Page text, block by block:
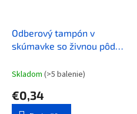
Odberový tampón v
skúmavke so živnou pôdou
Skladom (>5 balenie)
€0,34